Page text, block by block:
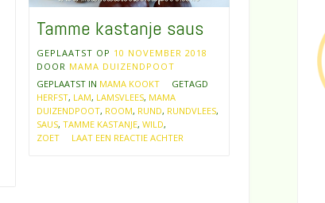
Tamme kastanje saus
GEPLAATST OP 10 NOVEMBER 2018
DOOR MAMA DUIZENDPOOT
GEPLAATST IN MAMA KOOKT
GETAGD
HERFST, LAM, LAMSVLEES, MAMA
DUIZENDPOOT, ROOM, RUND, RUNDVLEES,
SAUS,TAMME KASTANJE,WILD,
ZOET
LAAT EEN REACTIE ACHTER